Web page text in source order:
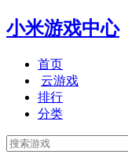
小米游戏中心
首页
云游戏
排行
分类